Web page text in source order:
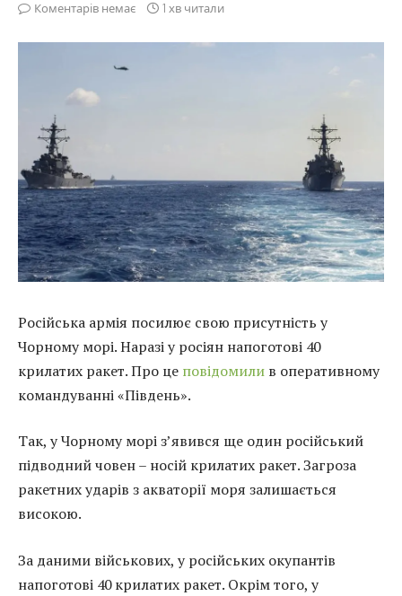
Коментарів немає
1 хв читали
Російська армія посилює свою присутність у
Чорному морі. Наразі у росіян напоготові 40
крилатих ракет. Про це повідомили в оперативному
командуванні «Південь».
Так, у Чорному морі з’явився ще один російський
підводний човен – носій крилатих ракет. Загроза
ракетних ударів з акваторії моря залишається
високою.
За даними військових, у російських окупантів
напоготові 40 крилатих ракет. Окрім того, у